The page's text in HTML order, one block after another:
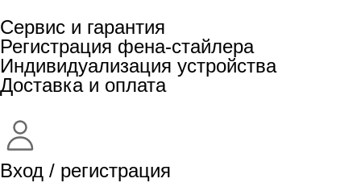
Сервис и гарантия
Регистрация фена-стайлера
Индивидуализация устройства
Доставка и оплата
Вход / регистрация